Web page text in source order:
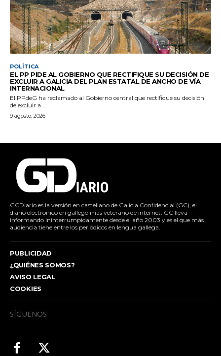
POLÍTICA
EL PP PIDE AL GOBIERNO QUE RECTIFIQUE SU DECISIÓN DE
EXCLUIR A GALICIA DEL PLAN ESTATAL DE ANCHO DE VÍA
INTERNACIONAL
El PPdeG ha reclamado al Gobierno central que rectifique su decisión
de excluir a...
9 agosto, 2026
GCDiario es la versión en castellano de Galicia Confidencial (GC), el
diario electrónico en gallego más veterano de internet. GC lleva
informando ininterrumpidamente desde el año 2003 y es el que más
audiencia tiene entre los periódicos en lengua gallega.
PUBLICIDAD
¿QUIÉNES SOMOS?
AVISO LEGAL
COOKIES
SÍGUENOS